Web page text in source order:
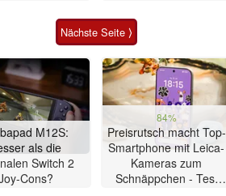
Nächste Seite ⟩
M12S:
als die
Switch 2
Cons?
84%
Preisrutsch macht Top-
Smartphone mit Leica-
Kameras zum
Schnäppchen - Test